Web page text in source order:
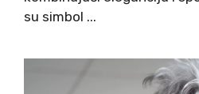
su simbol ...